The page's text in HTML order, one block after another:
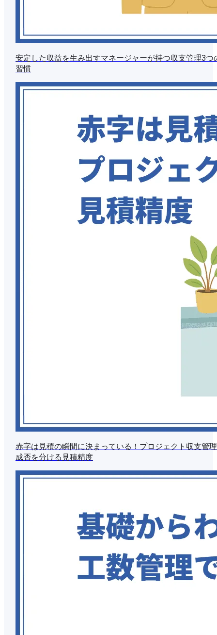
安定した収益を生み出すマネージャーが持つ収支管理3つ
習慣
赤字は見積の瞬間に決まっている！プロジェクト収支管
成否を分ける見積精度